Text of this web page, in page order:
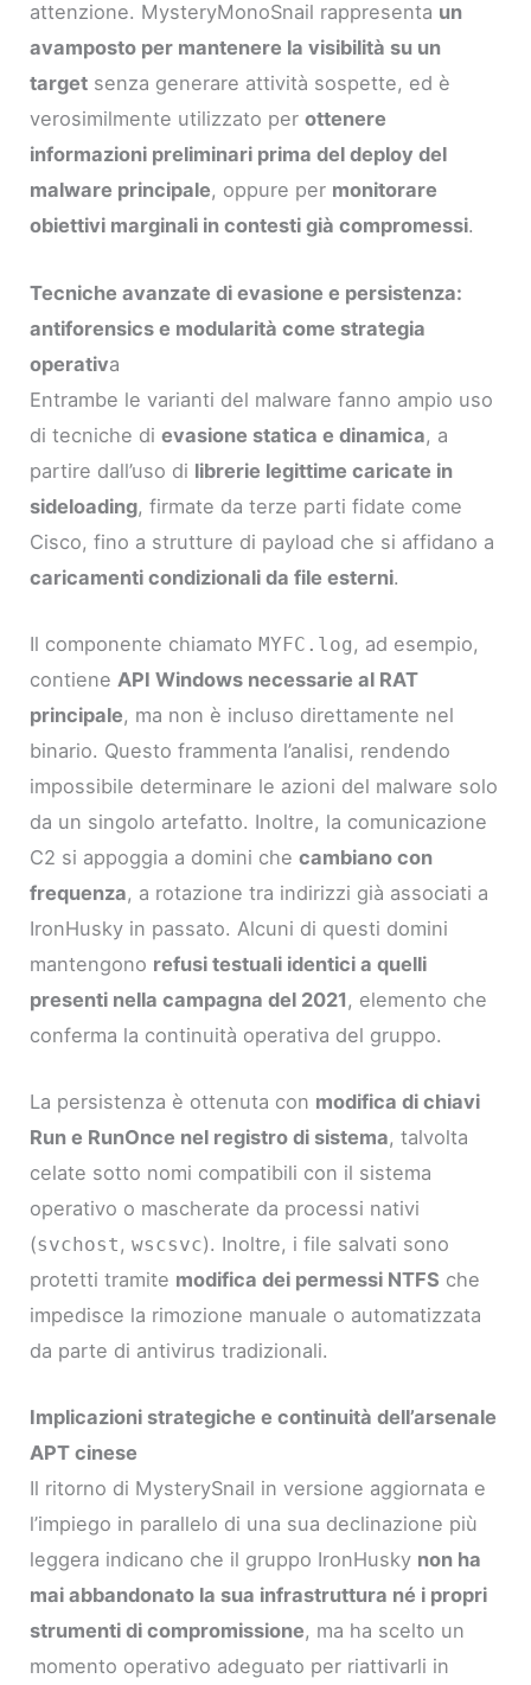
attenzione. MysteryMonoSnail rappresenta un
avamposto per mantenere la visibilità su un
target senza generare attività sospette, ed è
verosimilmente utilizzato perottenere
informazioni preliminari prima del deploy del
malware principale, oppure per monitorare
obiettivi marginali in contesti già compromessi.
Tecniche avanzate di evasione e persistenza:
antiforensics e modularità come strategia
operativa
Entrambe le varianti del malware fanno ampio uso
di tecniche dievasione statica e dinamica, a
partire dall’uso di librerie legittime caricate in
sideloading, firmate da terze parti fidate come
Cisco, fino a strutture di payload che si affidano a
caricamenti condizionali da file esterni.
Il componente chiamatoMYFC.log , ad esempio,
contiene API Windows necessarie al RAT
principale, ma non è incluso direttamente nel
binario. Questo frammenta l’analisi, rendendo
impossibile determinare le azioni del malware solo
da un singolo artefatto. Inoltre, la comunicazione
C2 si appoggia a domini checambiano con
frequenza, a rotazione tra indirizzi già associati a
IronHusky in passato. Alcuni di questi domini
mantengono refusi testuali identici a quelli
presenti nella campagna del 2021 , elemento che
conferma la continuità operativa del gruppo.
La persistenza è ottenuta con modifica di chiavi
Run e RunOnce nel registro di sistema, talvolta
celate sotto nomi compatibili con il sistema
operativo o mascherate da processi nativi
(svchost,wscsvc). Inoltre, i file salvati sono
protetti tramite modifica dei permessi NTFS che
impedisce la rimozione manuale o automatizzata
da parte di antivirus tradizionali.
Implicazioni strategiche e continuità dell’arsenale
APT cinese
Il ritorno di MysterySnail in versione aggiornata e
l’impiego in parallelo di una sua declinazione più
leggera indicano che il gruppo IronHusky non ha
mai abbandonato la sua infrastruttura né i propri
strumenti di compromissione, ma ha scelto un
momento operativo adeguato per riattivarli in